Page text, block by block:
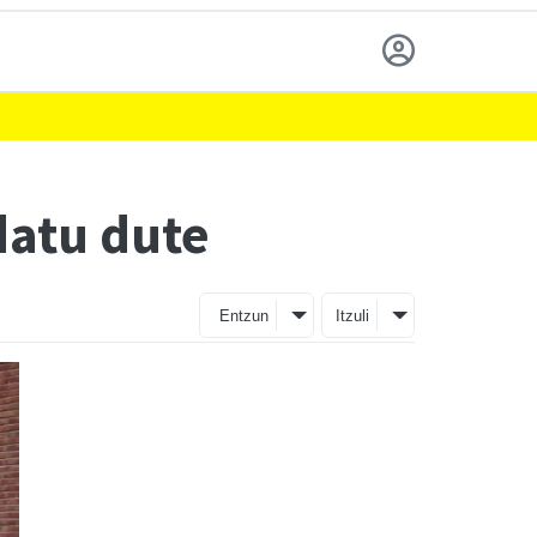
dute
Entzun Itzuli